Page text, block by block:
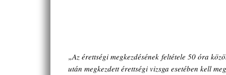
„Az érettségi megkezdésének feltétele 50 óra
után megkezdett érettségi vizsga esetében kell